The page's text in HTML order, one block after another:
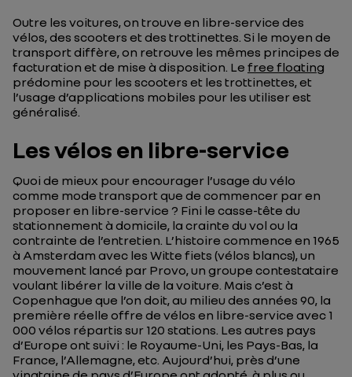
Outre les voitures, on trouve en libre-service des
vélos, des scooters et des trottinettes. Si le moyen de
transport diffère, on retrouve les mêmes principes de
facturation et de mise à disposition. Le free floating
prédomine pour les scooters et les trottinettes, et
l’usage d’applications mobiles pour les utiliser est
généralisé.
Les vélos en libre-service
Quoi de mieux pour encourager l’usage du vélo
comme mode transport que de commencer par en
proposer en libre-service ? Fini le casse-tête du
stationnement à domicile, la crainte du vol ou la
contrainte de l’entretien. L’histoire commence en 1965
à Amsterdam avec les Witte fiets (vélos blancs), un
mouvement lancé par Provo, un groupe contestataire
voulant libérer la ville de la voiture. Mais c’est à
Copenhague que l’on doit, au milieu des années 90, la
première réelle offre de vélos en libre-service avec 1
000 vélos répartis sur 120 stations. Les autres pays
d’Europe ont suivi : le Royaume-Uni, les Pays-Bas, la
France, l’Allemagne, etc. Aujourd’hui, près d’une